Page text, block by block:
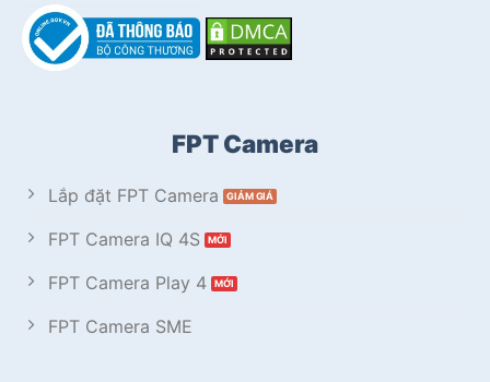
FPT Camera
Lắp đặt FPT Camera
FPT Camera IQ 4S
FPT Camera Play 4
FPT Camera SME